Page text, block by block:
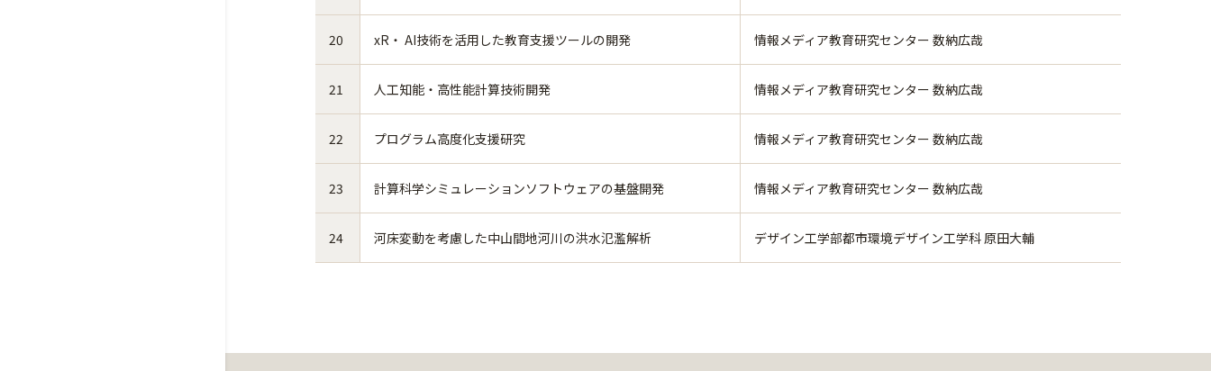
20 xR・ AI技術を活用した教育支援ツールの開発 情報メディア教育研究センター 数納広哉
21 人工知能・高性能計算技術開発 情報メディア教育研究センター 数納広哉
22 プログラム高度化支援研究 情報メディア教育研究センター 数納広哉
23 計算科学シミュレーションソフトウェアの基盤開発 情報メディア教育研究センター 数納広哉
24 河床変動を考慮した中山間地河川の洪水氾濫解析 デザイン工学部都市環境デザイン工学科 原田大輔